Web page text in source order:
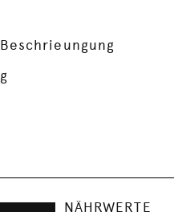
Beschrieungung
g
NÄHRWERTE